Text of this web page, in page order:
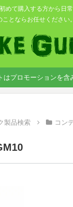
めて購入する方から日
ことならお任せください。
プロモーションを含
製品検索 コン